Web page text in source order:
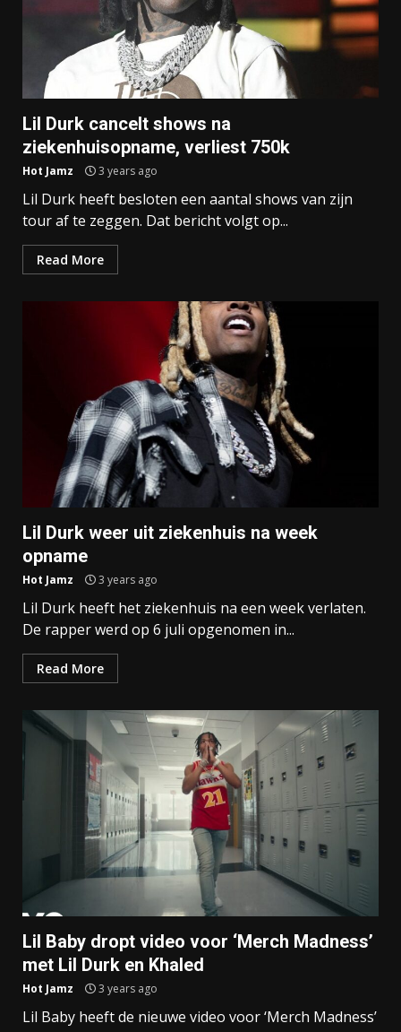
Lil Durk cancelt shows na
ziekenhuisopname, verliest 750k
Hot Jamz 3 years ago
Lil Durk heeft besloten een aantal shows van zijn
tour af te zeggen. Dat bericht volgt op...
Read More
Lil Durk weer uit ziekenhuis na week
opname
Hot Jamz 3 years ago
Lil Durk heeft het ziekenhuis na een week verlaten.
De rapper werd op 6 juli opgenomen in...
Read More
Lil Baby dropt video voor ‘Merch Madness’
met Lil Durk en Khaled
Hot Jamz 3 years ago
Lil Baby heeft de nieuwe video voor ‘Merch Madness’